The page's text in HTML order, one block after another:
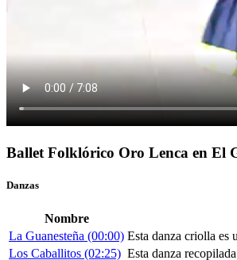
Ballet Folklórico Oro Lenca en El
Danzas
Nombre
La Guanesteña (00:00) Esta danza criolla es
Los Caballitos (02:25) Esta danza